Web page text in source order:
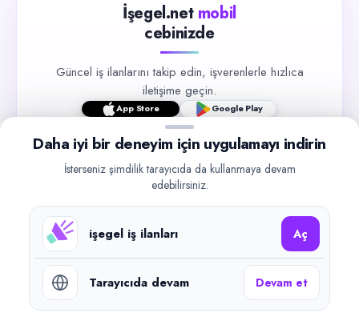
İşegel.net mobil
cebinizde
Güncel iş ilanlarını takip edin, işverenlerle hızlıca
iletişime geçin.
App Store Google Play
işegel.net bir ilan yayın platformudur; iş bulma aracılığı veya işe
yerleştirme faaliyeti yapmaz.
Benzer aramalar
Daha iyi bir deneyim için uygulamayı indirin
İsterseniz şimdilik tarayıcıda da kullanmaya devam
edebilirsiniz.
işegel iş ilanları Aç
Tarayıcıda devam Devam et